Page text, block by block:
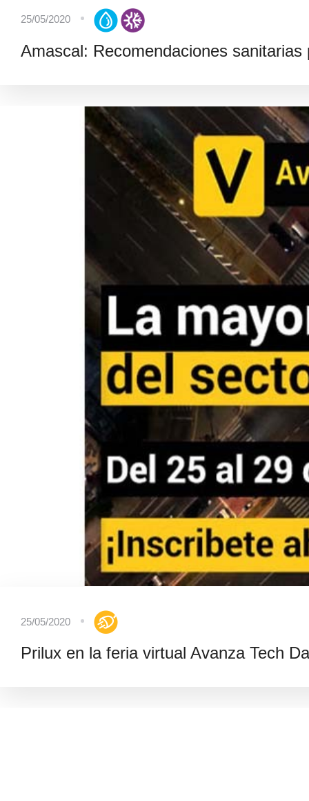
25/05/2020
Amascal: Recomendaciones sanitarias
25/05/2020
Prilux en la feria virtual Avanza Tech